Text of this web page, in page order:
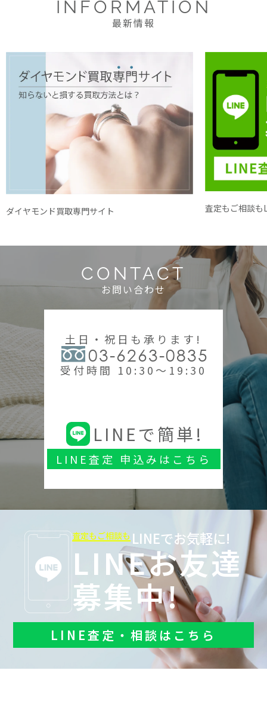
INFORMATION
最新情報
ダイヤモンド買取専門サイト 査定もご相談も
CONTACT
お問い合わせ
土日・祝日も承ります!
03-6263-0835
受付時間 10:30～19:30
LINEで簡単!
LINE査定 申込みはこちら
査定もご相談も LINEでお気軽に!
LINEお友達
募集中!
LINE査定・相談はこちら